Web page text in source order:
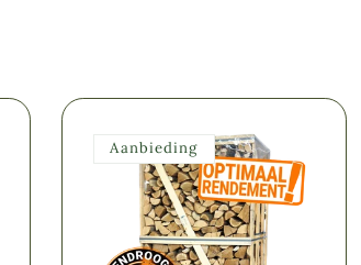
Aanbieding